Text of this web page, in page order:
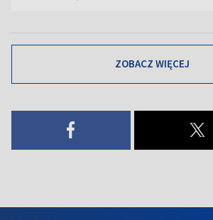
ZOBACZ WIĘCEJ